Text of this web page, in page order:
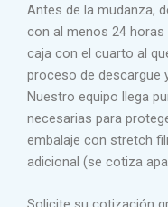
Antes de la mudanza,
con al menos 24
caja con el cuarto al
proceso de descargue
Nuestro equipo llega
necesarias para
embalaje con stretch
adicional (se cotiza